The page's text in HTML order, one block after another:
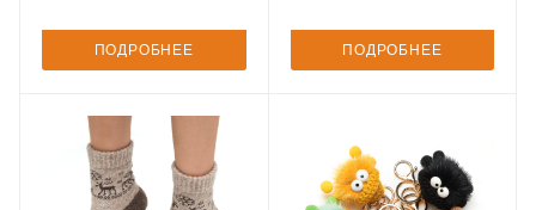
ПОДРОБНЕЕ ПОДРОБНЕЕ